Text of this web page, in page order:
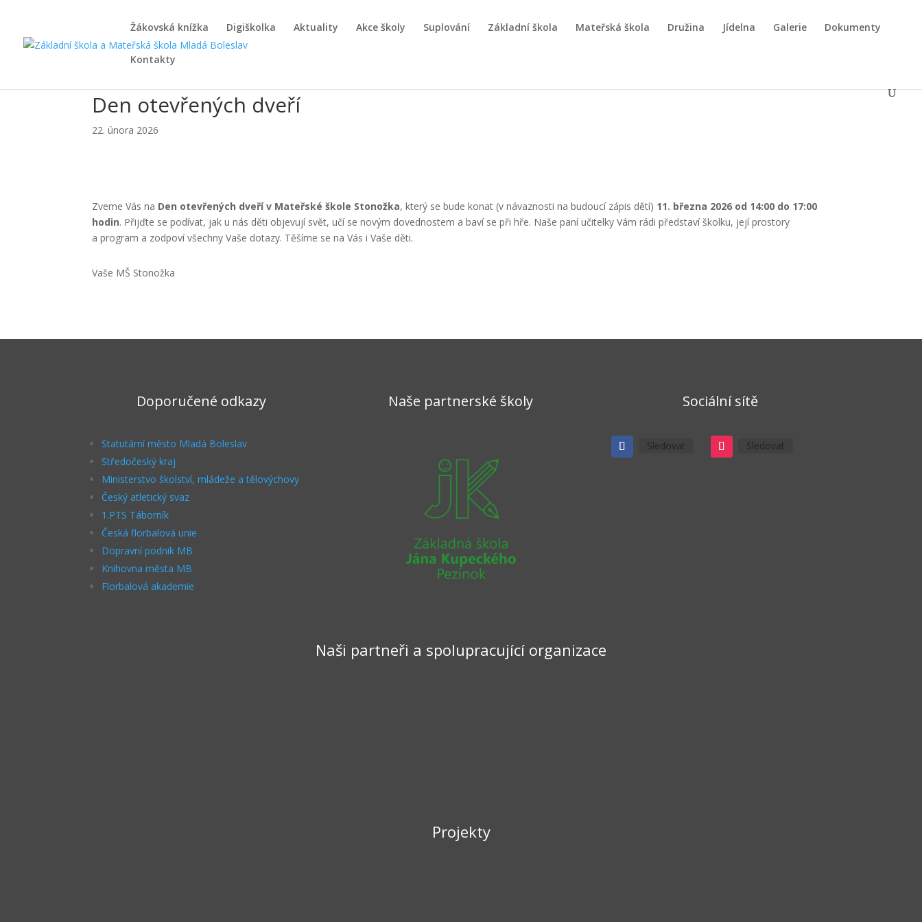
Žákovská knížka Digiškolka Aktuality Akce školy Suplování Základní škola Mateřská škola Družina Jídelna Galerie Dokumenty
Kontakty
Den otevřených dveří
22. února 2026
Zveme Vás na Den otevřených dveří v Mateřské škole Stonožka, který se bude konat (v návaznosti na budoucí zápis dětí) 11. března 2026 od 14:00 do 17:00
hodin. Přijďte se podívat, jak u nás děti objevují svět, učí se novým dovednostem a baví se při hře. Naše paní učitelky Vám rádi představí školku, její prostory
a program a zodpoví všechny Vaše dotazy. Těšíme se na Vás i Vaše děti.
Vaše MŠ Stonožka
Doporučené odkazy
Statutární město Mladá Boleslav
Středočeský kraj
Ministerstvo školství, mládeže a tělovýchovy
Český atletický svaz
1.PTS Táborník
Česká florbalová unie
Dopravní podnik MB
Knihovna města MB
Florbalová akademie
Naše partnerské školy Sociální sítě
Sledovat Sledovat
Naši partneři a spolupracující organizace
Projekty